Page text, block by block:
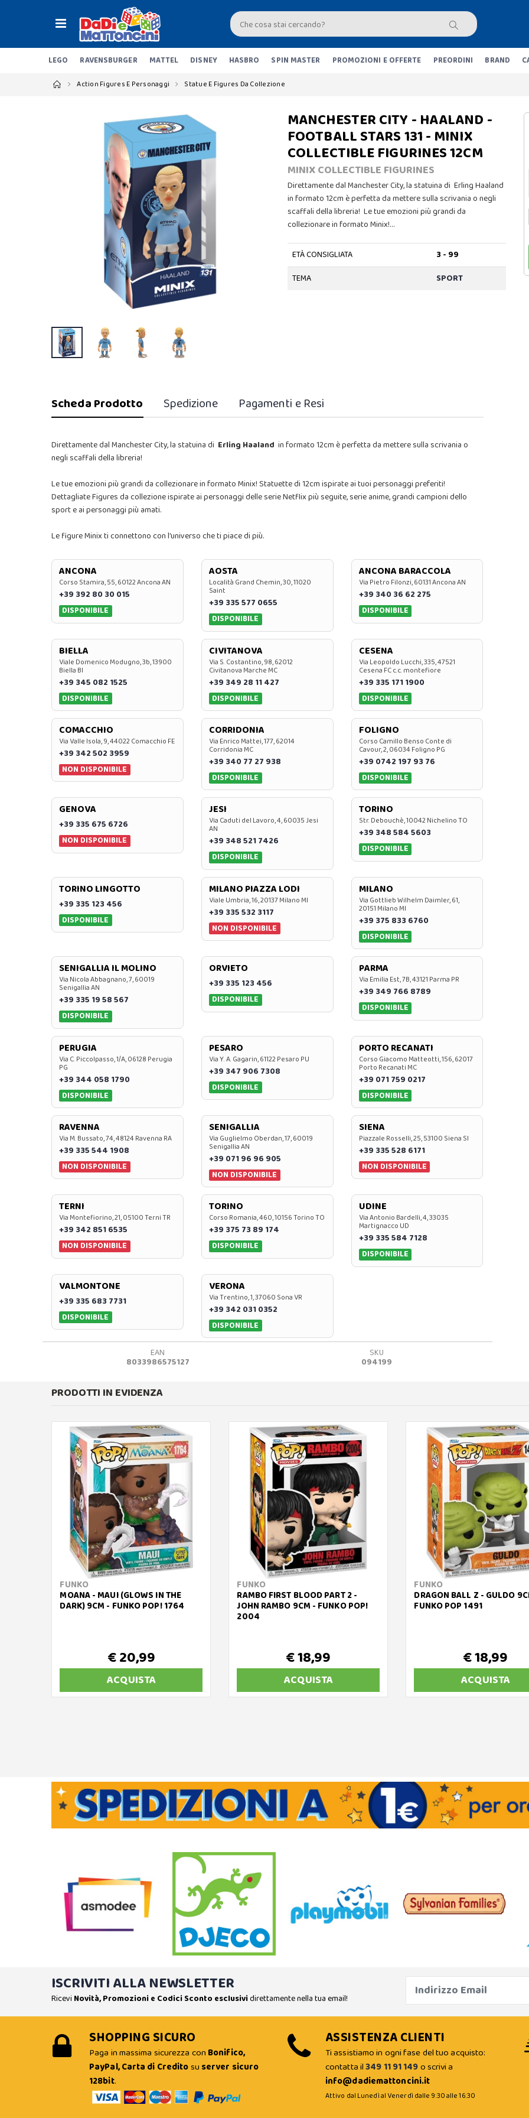
LEGO RAVENSBURGER MATTEL DISNEY HASBRO SPIN MASTER PROMOZIONI E OFFERTE PREORDINI BRAND
Action Figures E Personaggi Statue E Figures Da Collezione
MANCHESTER CITY - HAALAND -
FOOTBALL STARS 131 - MINIX
COLLECTIBLE FIGURINES 12CM
MINIX COLLECTIBLE FIGURINES
Direttamente dal Manchester City, la statuina di Erling Haaland
in formato 12cm è perfetta da mettere sulla scrivania o negli
scaffali della libreria! Le tue emozioni più grandi da
collezionare in formato Minix!…
ETÀ CONSIGLIATA
3 - 99
TEMA
SPORT
Scheda Prodotto Spedizione Pagamenti e Resi
Direttamente dal Manchester City, la statuina di Erling Haaland in formato 12cm è perfetta da mettere sulla scrivania o
negli scaffali della libreria!
Le tue emozioni più grandi da collezionare in formato Minix! Statuette di 12cm ispirate ai tuoi personaggi preferiti!
Dettagliate Figures da collezione ispirate ai personaggi delle serie Netflix più seguite, serie anime, grandi campioni dello
sport e ai personaggi più amati.
Le figure Minix ti connettono con l’universo che ti piace di più.
ANCONA
Corso Stamira, 55, 60122 Ancona AN
+39 392 80 30 015
DISPONIBILE
AOSTA
Località Grand Chemin, 30, 11020
Saint
+39 335 577 0655
DISPONIBILE
ANCONA BARACCOLA
Via Pietro Filonzi, 60131 Ancona AN
+39 340 36 62 275
DISPONIBILE
BIELLA
Viale Domenico Modugno, 3b, 13900
Biella BI
+39 345 082 1525
DISPONIBILE
CIVITANOVA
Via S. Costantino, 98, 62012
Civitanova Marche MC
+39 349 28 11 427
DISPONIBILE
CESENA
Via Leopoldo Lucchi, 335, 47521
Cesena FC c.c. montefiore
+39 335 171 1900
DISPONIBILE
COMACCHIO
Via Valle Isola, 9, 44022 Comacchio FE
+39 342 502 3959
NON DISPONIBILE
CORRIDONIA
Via Enrico Mattei, 177, 62014
Corridonia MC
+39 340 77 27 938
DISPONIBILE
FOLIGNO
Corso Camillo Benso Conte di
Cavour, 2, 06034 Foligno PG
+39 0742 197 93 76
DISPONIBILE
GENOVA
+39 335 675 6726
NON DISPONIBILE
JESI
Via Caduti del Lavoro, 4, 60035 Jesi
AN
+39 348 521 7426
DISPONIBILE
TORINO
Str. Debouchè, 10042 Nichelino TO
+39 348 584 5603
DISPONIBILE
TORINO LINGOTTO
+39 335 123 456
DISPONIBILE
MILANO PIAZZA LODI
Viale Umbria, 16, 20137 Milano MI
+39 335 532 3117
NON DISPONIBILE
MILANO
Via Gottlieb Wilhelm Daimler, 61,
20151 Milano MI
+39 375 833 6760
DISPONIBILE
SENIGALLIA IL MOLINO
Via Nicola Abbagnano, 7, 60019
Senigallia AN
+39 335 19 58 567
DISPONIBILE
ORVIETO
+39 335 123 456
DISPONIBILE
PARMA
Via Emilia Est, 7B, 43121 Parma PR
+39 349 766 8789
DISPONIBILE
PERUGIA
Via C. Piccolpasso, 1/A, 06128 Perugia
PG
+39 344 058 1790
DISPONIBILE
PESARO
Via Y. A. Gagarin, 61122 Pesaro PU
+39 347 906 7308
DISPONIBILE
PORTO RECANATI
Corso Giacomo Matteotti, 156, 62017
Porto Recanati MC
+39 071 759 0217
DISPONIBILE
RAVENNA
Via M. Bussato, 74, 48124 Ravenna RA
+39 335 544 1908
NON DISPONIBILE
SENIGALLIA
Via Guglielmo Oberdan, 17, 60019
Senigallia AN
+39 071 96 96 905
NON DISPONIBILE
SIENA
Piazzale Rosselli, 25, 53100 Siena SI
+39 335 528 6171
NON DISPONIBILE
TERNI
Via Montefiorino, 21, 05100 Terni TR
+39 342 851 6535
NON DISPONIBILE
TORINO
Corso Romania, 460, 10156 Torino TO
+39 375 73 89 174
DISPONIBILE
UDINE
Via Antonio Bardelli, 4, 33035
Martignacco UD
+39 335 584 7128
DISPONIBILE
VALMONTONE
+39 335 683 7731
DISPONIBILE
VERONA
Via Trentino, 1, 37060 Sona VR
+39 342 031 0352
DISPONIBILE
EAN
8033986575127
SKU
094199
PRODOTTI IN EVIDENZA
FUNKO
MOANA - MAUI (GLOWS IN THE
DARK) 9CM - FUNKO POP! 1764
€ 20,99
ACQUISTA
FUNKO
RAMBO FIRST BLOOD PART 2 -
JOHN RAMBO 9CM - FUNKO POP!
2004
€ 18,99
ACQUISTA
FUNKO
DRAGON BALL Z - GULDO
FUNKO POP 1491
€ 18,99
ACQUISTA
ISCRIVITI ALLA NEWSLETTER
Ricevi Novità, Promozioni e Codici Sconto esclusividirettamente nella tua email!
SHOPPING SICURO
Paga in massima sicurezza con Bonifico,
PayPal, Carta di Creditosu server sicuro
128bit.
ASSISTENZA CLIENTI
Ti assistiamo in ogni fase del tuo acquisto:
contatta il349 11 91 149o scrivi a
info@dadiemattoncini.it
Attivo dal Lunedì al Venerdì dalle 9:30 alle 16:30